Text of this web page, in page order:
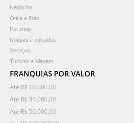
Negócios
Ótica e Foto
Pet shop
Roupas e calçados
Serviços
Turismo e Viagem
FRANQUIAS POR VALOR
Até R$ 10.000,00
Até R$ 30.000,00
Até R$ 50.000,00